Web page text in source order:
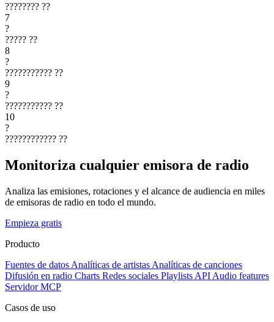
???????? ??
7
?
????? ??
8
?
??????????? ??
9
?
??????????? ??
10
?
???????????? ??
Monitoriza cualquier emisora de radio
Analiza las emisiones, rotaciones y el alcance de audiencia en miles
de emisoras de radio en todo el mundo.
Empieza gratis
Producto
Fuentes de datos Analíticas de artistas Analíticas de canciones
Difusión en radio Charts Redes sociales Playlists API Audio features
Servidor MCP
Casos de uso